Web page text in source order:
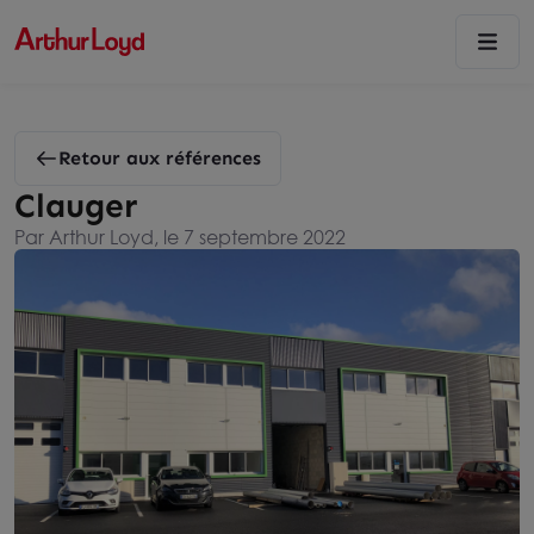
Retour aux références
Clauger
Par Arthur Loyd, le 7 septembre 2022